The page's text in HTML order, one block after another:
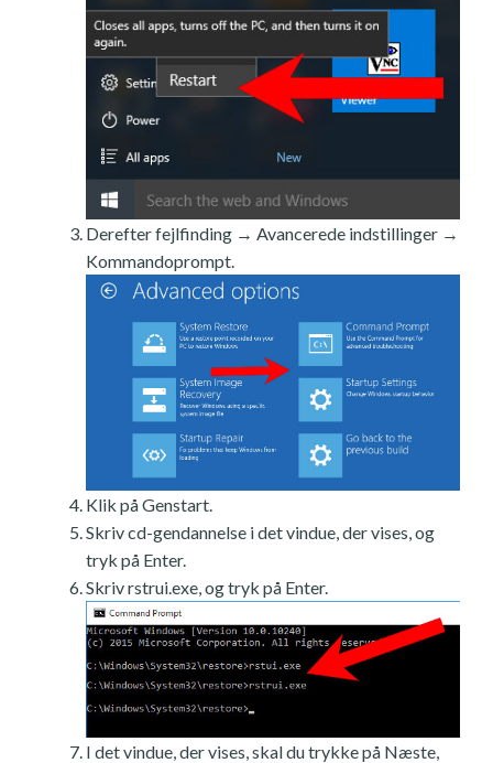
Derefter fejlfinding → Avancerede indstillinger →
Kommandoprompt.
Klik på Genstart.
Skriv cd-gendannelse i det vindue, der vises, og
tryk på Enter.
Skriv rstrui.exe, og tryk på Enter.
I det vindue, der vises, skal du trykke på Næste,